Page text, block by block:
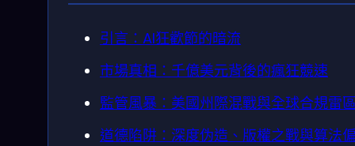
引言：AI狂歡節的暗流
市場真相：千億美元背後的瘋狂競速
監管風暴：美國州際混戰與全球合規雷
道德陷阱：深度伪造、版權之戰與算法